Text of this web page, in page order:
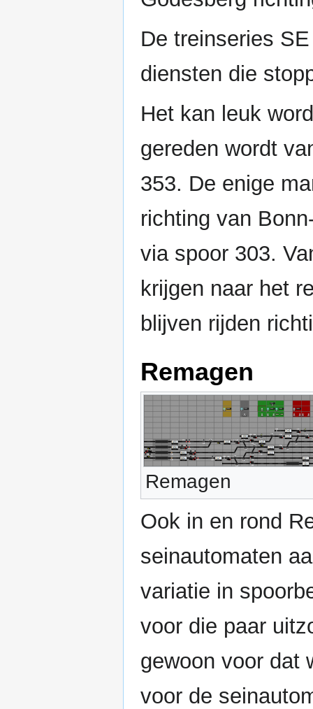
De treinseries
diensten die
Het kan leuk
gereden wordt
353. De enige
richting van
via spoor 303.
krijgen naar het
blijven rijden
Remagen
Remagen
Ook in en rond
seinautomaten
variatie in
voor die paar
gewoon voor dat
voor de